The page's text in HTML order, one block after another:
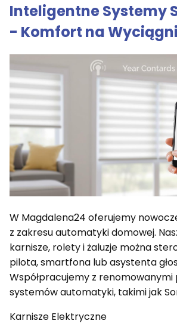
Inteligentne Systemy
- Komfort na
W Magdalena24 oferujemy
z zakresu automatyki domowej.
karnisze, rolety i żaluzje można
pilota, smartfona lub asystenta
Współpracujemy z
systemów automatyki, takimi jak
Karnisze Elektryczne